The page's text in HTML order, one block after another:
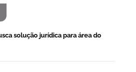
solução jurídica para área do